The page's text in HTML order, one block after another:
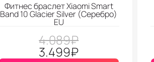
Фитнес браслет Xiaomi Smart
Band 10 Glacier Silver (Серебро)
EU
4.089₽
3.499₽